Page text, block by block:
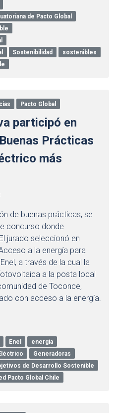
de Pacto Global
Sostenibilidad
sostenibles
Pacto Global
participó en
Prácticas
más
de buenas prácticas, se
concurso donde
jurado seleccionó en
a la energía para
a través de la cual la
a la posta local
de Toconce,
con acceso a la energía.
Enel
energía
Generadoras
de Desarrollo Sostenible
Pacto Global Chile